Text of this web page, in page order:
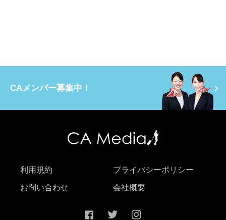
CAメンバー募集中！
利用規約 プライバシーポリシー
お問い合わせ 会社概要